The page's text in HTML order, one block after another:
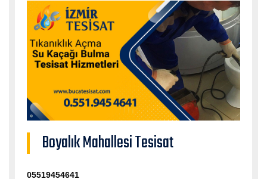
Boyalık Mahallesi Tesisat
05519454641